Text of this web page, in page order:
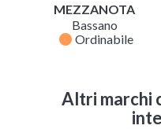
MEZZANOTA
Bassano
fiber_manual_record Ordinabile
Altri marchi